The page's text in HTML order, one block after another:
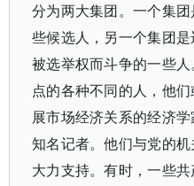
分为两大集团。一个集
些候选人，另一个集团
被选举权而斗争的一些
点的各种不同的人，他
展市场经济关系的经济
知名记者。他们与党的
大力支持。有时，一些